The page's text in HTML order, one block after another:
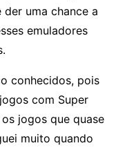
uma chance a
emuladores
conhecidos, pois
com Super
jogos que quase
muito quando